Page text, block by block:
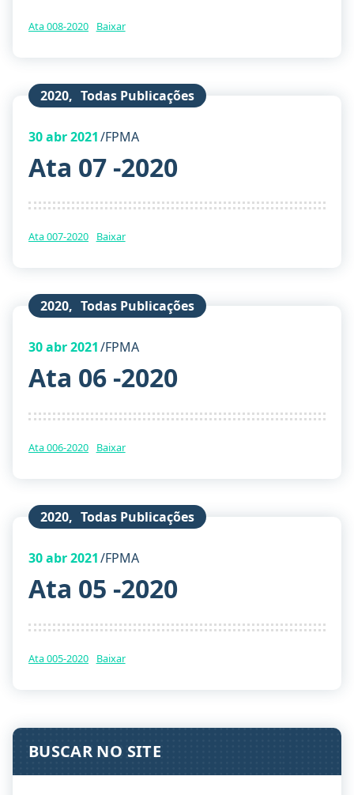
Ata 008-2020 Baixar
2020, Todas Publicações
30abr 2021 FPMA
Ata 07 -2020
Ata 007-2020 Baixar
2020, Todas Publicações
30abr 2021 FPMA
Ata 06 -2020
Ata 006-2020 Baixar
2020, Todas Publicações
30abr 2021 FPMA
Ata 05 -2020
Ata 005-2020 Baixar
BUSCAR NO SITE